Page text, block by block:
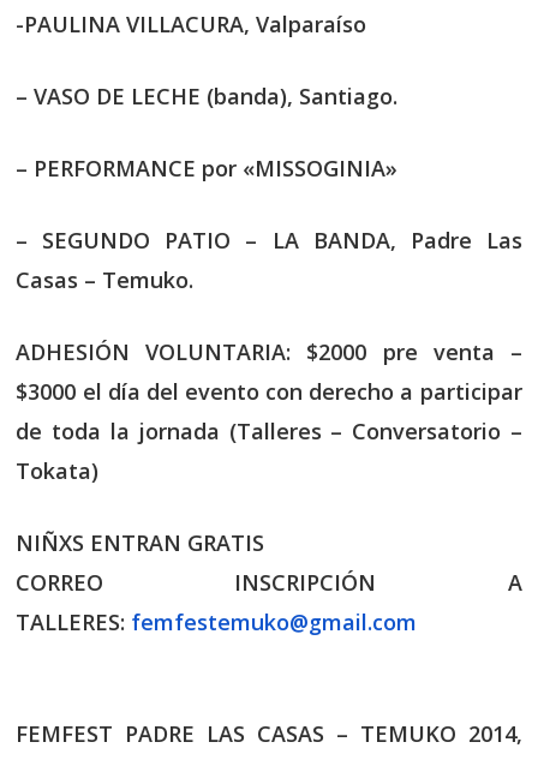
-PAULINA VILLACURA, Valparaíso
– VASO DE LECHE (banda), Santiago.
– PERFORMANCE por «MISSOGINIA»
– SEGUNDO PATIO – LA BANDA, Padre Las
Casas – Temuko.
ADHESIÓN VOLUNTARIA: $2000 pre venta –
$3000 el día del evento con derecho a participar
de toda la jornada (Talleres – Conversatorio –
Tokata)
NIÑXS ENTRAN GRATIS
CORREO INSCRIPCIÓN A
TALLERES: femfestemuko@gmail.com
FEMFEST PADRE LAS CASAS – TEMUKO 2014,